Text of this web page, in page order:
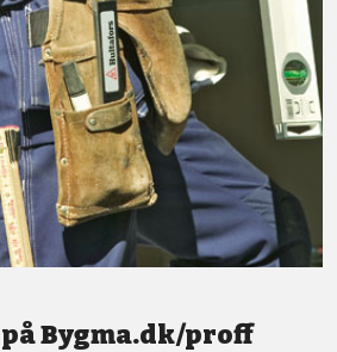
Bygma.dk/proff